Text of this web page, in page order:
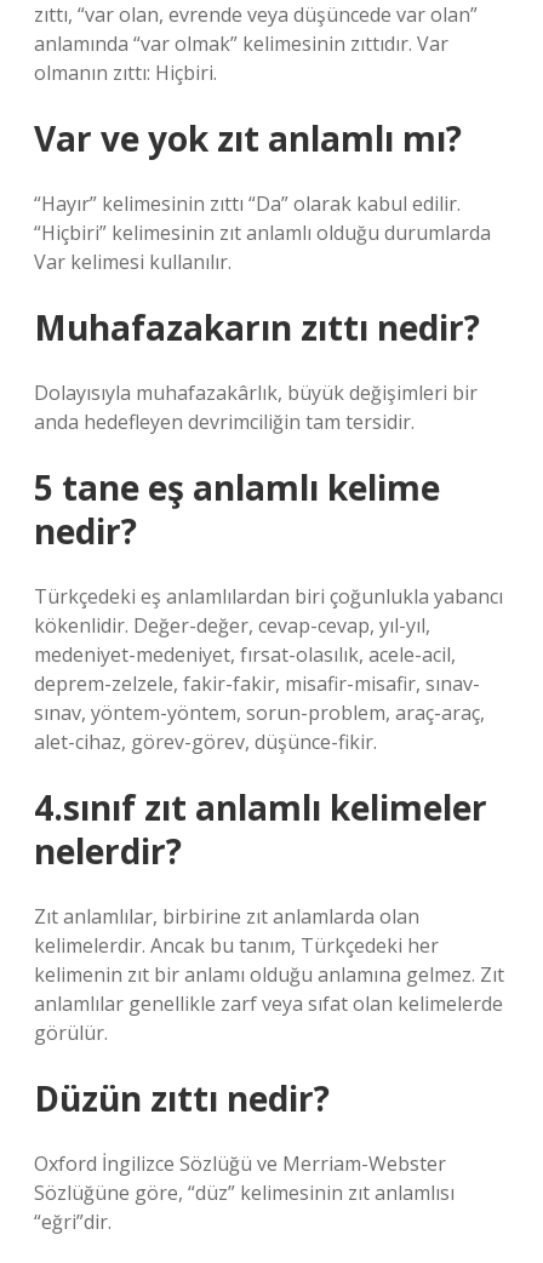
zıttı, “var olan, evrende veya düşüncede var olan”
anlamında “var olmak” kelimesinin zıttıdır. Var
olmanın zıttı: Hiçbiri.
Var ve yok zıt anlamlı mı?
“Hayır” kelimesinin zıttı “Da” olarak kabul edilir.
“Hiçbiri” kelimesinin zıt anlamlı olduğu durumlarda
Var kelimesi kullanılır.
Muhafazakarın zıttı nedir?
Dolayısıyla muhafazakârlık, büyük değişimleri bir
anda hedefleyen devrimciliğin tam tersidir.
5 tane eş anlamlı kelime
nedir?
Türkçedeki eş anlamlılardan biri çoğunlukla yabancı
kökenlidir. Değer-değer, cevap-cevap, yıl-yıl,
medeniyet-medeniyet, fırsat-olasılık, acele-acil,
deprem-zelzele, fakir-fakir, misafir-misafir, sınav-
sınav, yöntem-yöntem, sorun-problem, araç-araç,
alet-cihaz, görev-görev, düşünce-fikir.
4.sınıf zıt anlamlı kelimeler
nelerdir?
Zıt anlamlılar, birbirine zıt anlamlarda olan
kelimelerdir. Ancak bu tanım, Türkçedeki her
kelimenin zıt bir anlamı olduğu anlamına gelmez. Zıt
anlamlılar genellikle zarf veya sıfat olan kelimelerde
görülür.
Düzün zıttı nedir?
Oxford İngilizce Sözlüğü ve Merriam-Webster
Sözlüğüne göre, “düz” kelimesinin zıt anlamlısı
“eğri”dir.